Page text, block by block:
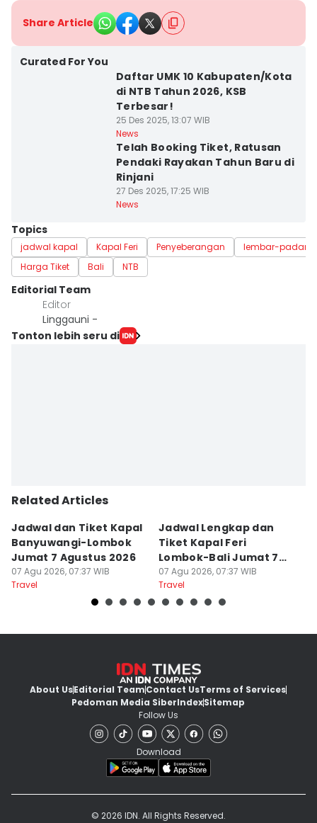
Share Article
Curated For You
Daftar UMK 10 Kabupaten/Kota
di NTB Tahun 2026, KSB
Terbesar!
25 Des 2025, 13:07 WIB
News
Telah Booking Tiket, Ratusan
Pendaki Rayakan Tahun Baru di
Rinjani
27 Des 2025, 17:25 WIB
News
Topics
jadwal kapal Kapal Feri Penyeberangan
lembar-
Harga Tiket
Bali NTB
Editorial Team
Editor
Linggauni -
Tonton lebih seru di
Related Articles
Jadwal dan Tiket Kapal
Banyuwangi-Lombok
Jumat 7 Agustus 2026
07 Agu 2026, 07:37 WIB
Travel
Jadwal Lengkap dan
Tiket Kapal Feri
Lombok-Bali Jumat 7
Agustus 2026
07 Agu 2026, 07:37 WIB
Travel
About UsEditorial TeamContact UsTerms of Services
Pedoman Media SiberIndexSitemap
Follow Us
Download
© 2026 IDN. All Rights Reserved.